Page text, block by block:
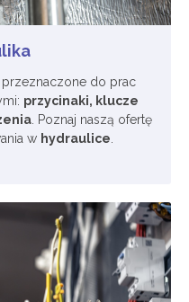
do prac
przycinaki, klucze
. Poznaj naszą ofertę
w hydraulice